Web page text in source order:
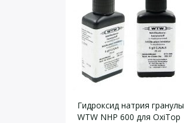
Гидроксид натрия гранулы
WTW NHP 600 для OxiTop